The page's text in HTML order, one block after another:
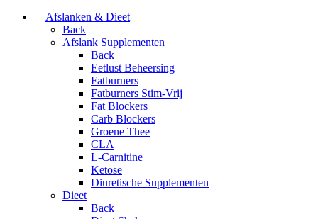
Afslanken & Dieet
Back
Afslank Supplementen
Back
Eetlust Beheersing
Fatburners
Fatburners Stim-Vrij
Fat Blockers
Carb Blockers
Groene Thee
CLA
L-Carnitine
Ketose
Diuretische Supplementen
Dieet
Back